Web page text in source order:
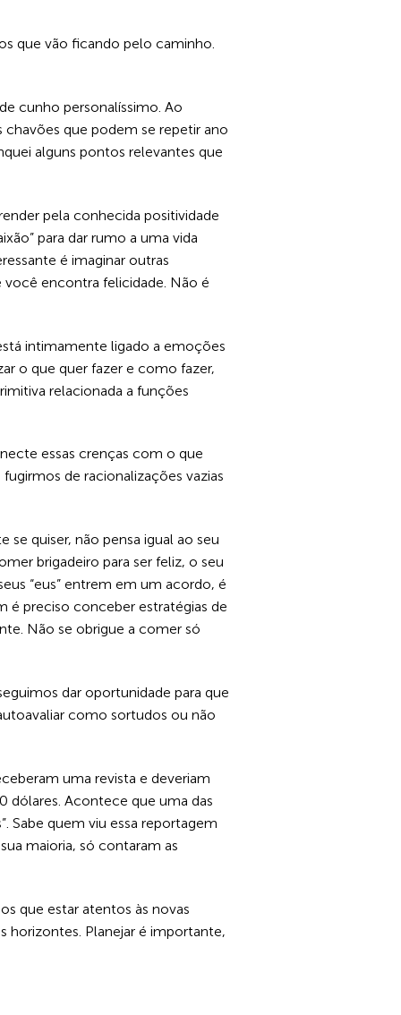
que vão ficando pelo caminho.
cunho personalíssimo. Ao
que podem se repetir ano
alguns pontos relevantes que
pela conhecida positividade
para dar rumo a uma vida
é imaginar outras
encontra felicidade. Não é
intimamente ligado a emoções
o que quer fazer e como fazer,
relacionada a funções
essas crenças com o que
de racionalizações vazias
se quiser, não pensa igual ao seu
brigadeiro para ser feliz, o seu
“eus” entrem em um acordo, é
é preciso conceber estratégias de
Não se obrigue a comer só
dar oportunidade para que
como sortudos ou não
uma revista e deveriam
dólares. Acontece que uma das
Sabe quem viu essa reportagem
maioria, só contaram as
que estar atentos às novas
horizontes. Planejar é importante,